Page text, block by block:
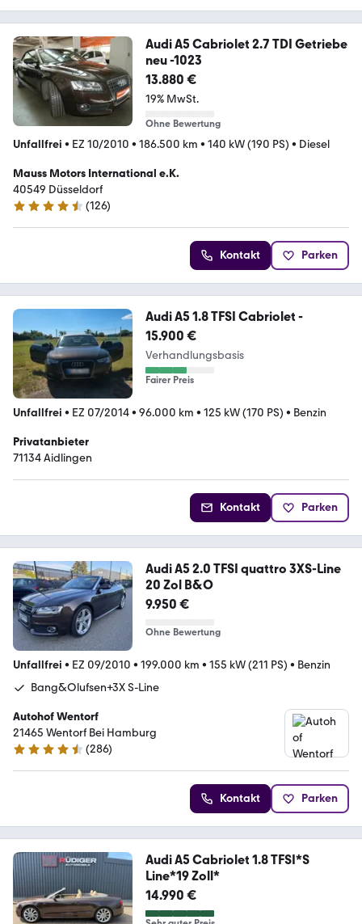
Audi A5 Cabriolet 2.7 TDI Getriebe
neu -1023
13.880 €
19% MwSt.
Ohne Bewertung
Unfallfrei • EZ 10/2010 • 186.500 km • 140 kW (190 PS) • Diesel
Mauss Motors International e.K.
40549 Düsseldorf
4.7 Sterne
(126)
Kontakt Parken
Audi A5 1.8 TFSI Cabriolet -
15.900 €
Verhandlungsbasis
Fairer Preis
Unfallfrei • EZ 07/2014• 96.000 km • 125 kW (170 PS) • Benzin
Privatanbieter
71134 Aidlingen
Kontakt Parken
Audi A5 2.0 TFSI quattro 3XS-Line
20 Zol B&O
9.950 €
Ohne Bewertung
Unfallfrei • EZ 09/2010 • 199.000 km • 155 kW (211 PS) • Benzin
Bang&Olufsen+3X S-Line
Autohof Wentorf
21465 Wentorf Bei Hamburg
4.7 Sterne
(286)
Kontakt Parken
Audi A5 Cabriolet 1.8 TFSI*S
Line*19 Zoll*
14.990 €